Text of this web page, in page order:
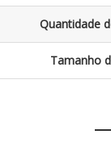
Quantidade
Tamanho